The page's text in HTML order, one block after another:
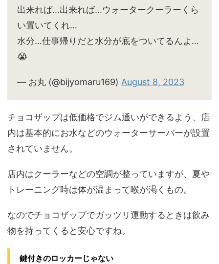
出来れば…出来れば…ウォータークーラーくら
い置いてくれ…
水分…仕事帰りだと水分が底をついてるんよ…
😭
— お丸 (@bijyomaru169) August 8, 2023
チョコザップは低価格でジム通いができるよう、店
内は基本的にお水などのウォーターサーバーが設置
されていません。
店内はクーラーなどの空調が整っていますが、夏や
トレーニング時は体が温まって喉が渇くもの。
なのでチョコザップでガッツリ運動するときは飲み
物を持ってくると安心ですね。
鍵付きのロッカーじゃない